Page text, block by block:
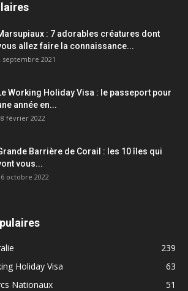
: 7 adorables créatures dont
allez faire la connaissance...
septembre 2021
Working Holiday Visa : le passeport pour
année en...
février 2022
Barrière de Corail : les 10 îles qui
vous...
octobre 2022
239
Holiday Visa
63
Nationaux
51